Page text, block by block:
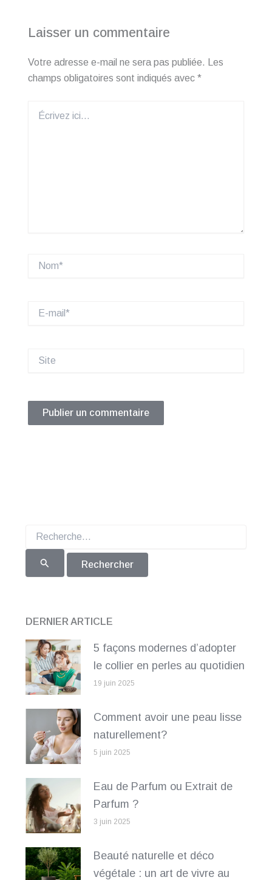
Laisser un commentaire
Votre adresse e-mail ne sera pas publiée.
Les
champs obligatoires sont indiqués avec *
ici…
mail*
DERNIER ARTICLE
5 façons modernes d’adopter
le collier en perles au quotidien
19 juin 2025
Comment avoir une peau lisse
naturellement?
5 juin 2025
Eau de Parfum ou Extrait de
Parfum ?
3 juin 2025
Beauté naturelle et déco
végétale : un art de vivre au